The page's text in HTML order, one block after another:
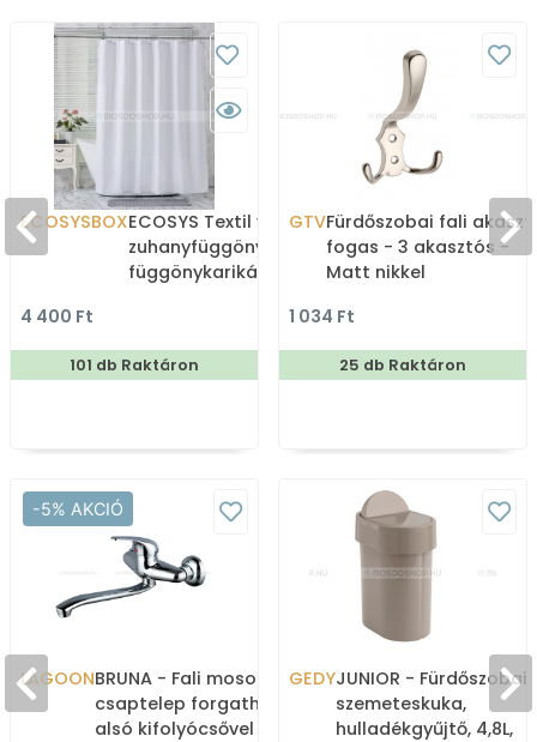
ECOSYSBOXECOSYS Textil varrott
zuhanyfüggöny 12db
függönykarikával
Zuhanyfüggöny textil
4 400 Ft
101 db Raktáron
GTVFürdőszobai fali
fogas - 3 akasztós -
Matt nikkel
1 034 Ft
25 db Raktáron
-5% AKCIÓ
LAGOONBRUNA - Fali mosogató
csaptelep forgatható,
alsó kifolyócsővel -
GEDYJUNIOR - Fürdőszobai
szemeteskuka,
hulladékgyűjtő, 4,8L,